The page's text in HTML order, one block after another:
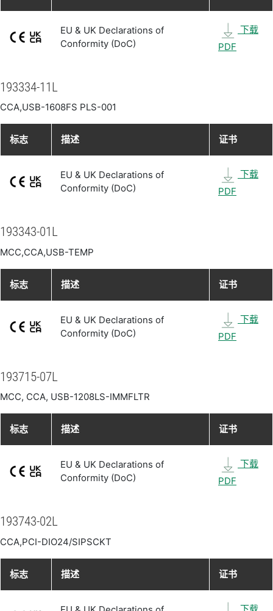
EU & UK Declarations of
Conformity (DoC)
下载
PDF
193334-11L
CCA,USB-1608FS PLS-001
标志 描述 证书
EU & UK Declarations of
Conformity (DoC)
下载
PDF
193343-01L
MCC,CCA,USB-TEMP
标志 描述 证书
EU & UK Declarations of
Conformity (DoC)
下载
PDF
193715-07L
MCC, CCA, USB-1208LS-IMMFLTR
标志 描述 证书
EU & UK Declarations of
Conformity (DoC)
下载
PDF
193743-02L
CCA,PCI-DIO24/SIPSCKT
标志 描述 证书
下载